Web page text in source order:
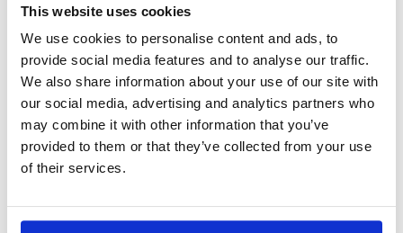
This website uses cookies
We use cookies to personalise content and ads, to
provide social media features and to analyse our traffic.
We also share information about your use of our site with
our social media, advertising and analytics partners who
may combine it with other information that you’ve
provided to them or that they’ve collected from your use
of their services.
Model
Version
All
1.01 2020/3/31
File size :
61kB
SG73 1.00